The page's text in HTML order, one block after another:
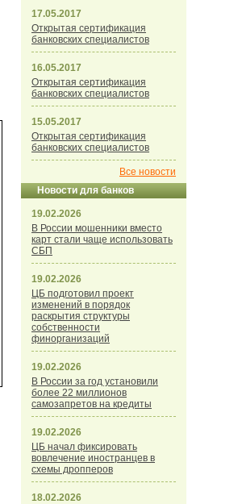
17.05.2017
Открытая сертификация
банковских специалистов
16.05.2017
Открытая сертификация
банковских специалистов
15.05.2017
Открытая сертификация
банковских специалистов
Все новости
Новости для банков
19.02.2026
В России мошенники вместо
карт стали чаще использовать
СБП
19.02.2026
ЦБ подготовил проект
изменений в порядок
раскрытия структуры
собственности
финорганизаций
19.02.2026
В России за год установили
более 22 миллионов
самозапретов на кредиты
19.02.2026
ЦБ начал фиксировать
вовлечение иностранцев в
схемы дропперов
18.02.2026